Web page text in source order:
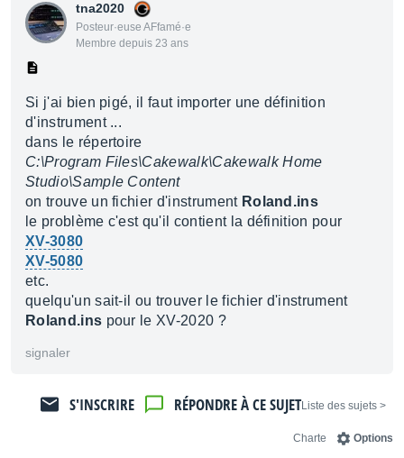
tna2020
Posteur·euse AFfamé·e
Membre depuis 23 ans
Si j'ai bien pigé, il faut importer une définition
d'instrument ...
dans le répertoire
C:\Program Files\Cakewalk\Cakewalk Home
Studio\Sample Content
on trouve un fichier d'instrument Roland.ins
le problème c'est qu'il contient la définition pour
XV-3080
XV-5080
etc.
quelqu'un sait-il ou trouver le fichier d'instrument
Roland.ins pour le XV-2020 ?
signaler
< Liste des sujets
RÉPONDRE À CE SUJET
S'INSCRIRE
Options
Charte